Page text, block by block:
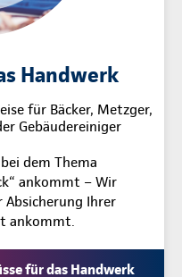
Handwerk
für Bäcker, Metzger,
Gebäudereiniger
dem Thema
ankommt – Wir
Absicherung Ihrer
ankommt.
für das Handwerk